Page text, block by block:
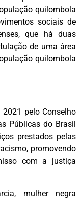
quilombola
sociais de
que há duas
de uma área
quilombola
pelo Conselho
Públicas do Brasil
prestados pelas
promovendo
com a justiça
mulher negra